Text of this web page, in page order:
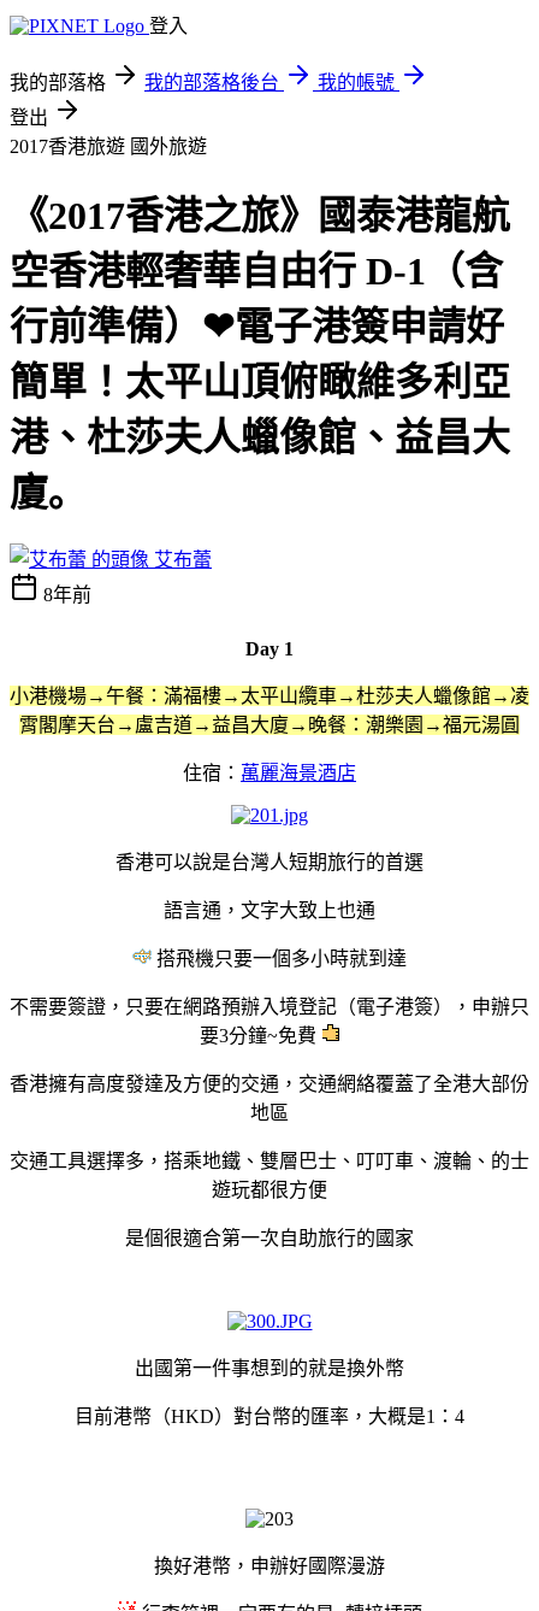
登入
我的部落格 我的部落格後台
我的帳號
登出
2017香港旅遊 國外旅遊
《2017香港之旅》國泰港龍航
空香港輕奢華自由行 D-1（含
行前準備）❤電子港簽申請好
簡單！太平山頂俯瞰維多利亞
港、杜莎夫人蠟像館、益昌大
廈｡
艾布蕾
8年前
Day 1
小港機場→午餐： 滿福樓→ 太平山纜車→杜莎夫人蠟像館→凌
霄閣摩天台→盧吉道→益昌大廈→ 晚餐：潮樂園→福元湯圓
住宿： 萬麗海景酒店
香港可以說是台灣人短期旅行的首選
語言通，文字大致上也通
搭飛機只要一個多小時就到達
不需要簽證，只要在網路預辦入境登記（電子港簽），申辦只
要3分鐘~免費
香港擁有高度發達及方便的交通， 交通網絡覆蓋了全港大部份
地區
交通工具選擇多，搭乘地鐵、雙層巴士、叮叮車、渡輪、的士
遊玩都很方便
是個很適合第一次自助旅行的國家
出國第一件事想到的就是換外幣
目前港幣（HKD）對台幣的 匯率，大概是1：4
換好港幣，申辦好國際漫游